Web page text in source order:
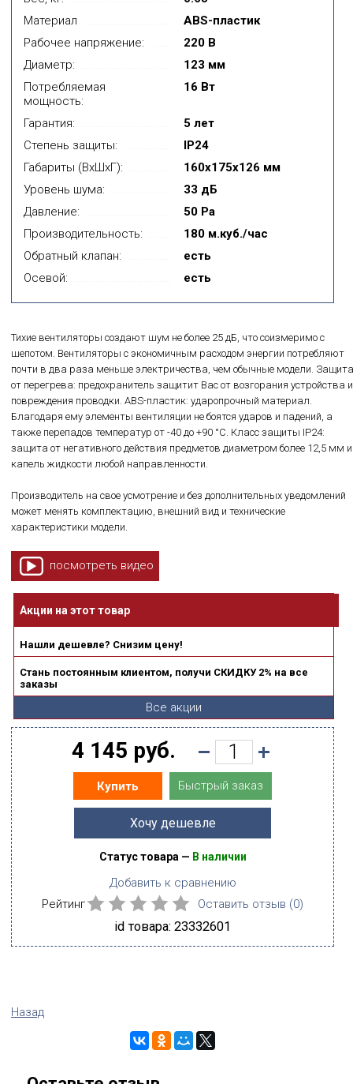
Материал
ABS-пластик
Рабочее напряжение:
220 В
Диаметр:
123 мм
Потребляемая
мощность:
16 Вт
Гарантия:
5 лет
Степень защиты:
IP24
Габариты (ВxШxГ):
160х175х126 мм
Уровень шума:
33 дБ
Давление:
50 Pa
Производительность:
180 м.куб./час
Обратный клапан:
есть
Осевой:
есть
Тихие вентиляторы создают шум не более 25 дБ, что соизмеримо с
шепотом. Вентиляторы с экономичным расходом энергии потребляют
почти в два раза меньше электричества, чем обычные модели. Защита
от перегрева: предохранитель защитит Вас от возгорания устройства и
повреждения проводки. ABS-пластик: ударопрочный материал.
Благодаря ему элементы вентиляции не боятся ударов и падений, а
также перепадов температур от -40 до +90 °C. Класс защиты IP24:
защита от негативного действия предметов диаметром более 12,5 мм и
капель жидкости любой направленности.
Производитель на свое усмотрение и без дополнительных уведомлений
может менять комплектацию, внешний вид и технические
характеристики модели.
посмотреть видео
Акции на этот товар
Нашли дешевле? Снизим цену!
Стань постоянным клиентом, получи СКИДКУ 2% на все
заказы
Все акции
4 145 руб.
Купить Быстрый заказ
Хочу дешевле
Статус товара — В наличии
Добавить к сравнению
Рейтинг
Оставить отзыв (0)
id товара: 23332601
Назад